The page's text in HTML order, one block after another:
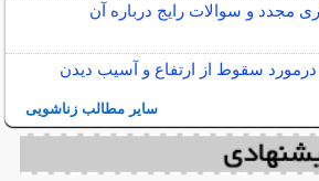
مجدد و سوالات رایج درباره آن
سقوط از ارتفاع و آسیب دیدن
سایر مطالب زناشویی